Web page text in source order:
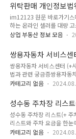
위탁판매 개인정보
im12123 게시글 중
im12123 원문 바로가기스
하는 온라인 셀러를 대량
인으로 추정되는 인물이
라는 하나의 같은 이유로
악하는 것 같다. 도매매, 도
매자들은 물론, 여러형태의
하고 있다고 글에서는 말
으며, 원문은 다음과 같다.
상업 부동산 정보 모음
쌍용자동차 서비스
약)
쌍용자동차 서비스센터 (+
법과 관련 궁금증쌍용자동
약 방법! 쌍용자동차 정비
자동차 서비스센터 소개쌍
라인 수리 예약 방법2.2 전
자동차 서비스센터 위치 안
도 지역 서비스센터3.3 지
서비스센터에서 제공하는
카테고리 없음
성수동 주차장 리스
성수동 주차장 리스트(+
리스트와 주차 요금을 한
을 찾고, 길찾기 링크로 쉽
카테고리 없음